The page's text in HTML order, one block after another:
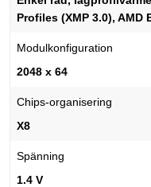
Profiles (XMP 3.0),
Modulkonfiguration
2048 x 64
Chips-organisering
X8
Spänning
1.4 V